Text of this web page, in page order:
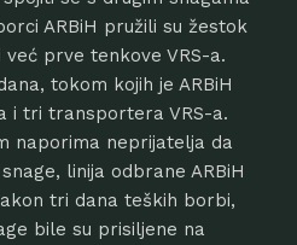
ARBiH pružili su žestok
prve tenkove VRS-a.
tokom kojih je ARBiH
i tri transportera VRS-a.
naporima neprijatelja da
linija odbrane ARBiH
tri dana teških borbi,
bile su prisiljene na